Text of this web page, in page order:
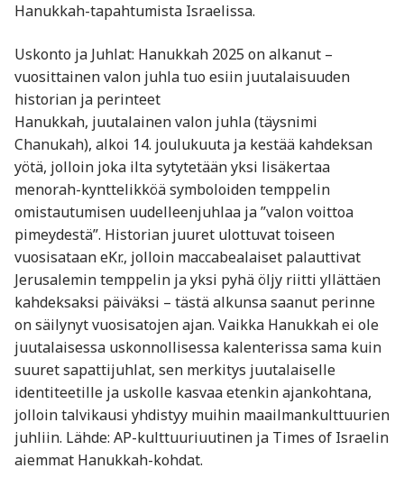
Hanukkah-tapahtumista Israelissa.
Uskonto ja Juhlat: Hanukkah 2025 on alkanut –
vuosittainen valon juhla tuo esiin juutalaisuuden
historian ja perinteet
Hanukkah, juutalainen valon juhla (täysnimi
Chanukah), alkoi 14. joulukuuta ja kestää kahdeksan
yötä, jolloin joka ilta sytytetään yksi lisäkertaa
menorah-kynttelikköä symboloiden temppelin
omistautumisen uudelleenjuhlaa ja ”valon voittoa
pimeydestä”. Historian juuret ulottuvat toiseen
vuosisataan eKr., jolloin maccabealaiset palauttivat
Jerusalemin temppelin ja yksi pyhä öljy riitti yllättäen
kahdeksaksi päiväksi – tästä alkunsa saanut perinne
on säilynyt vuosisatojen ajan. Vaikka Hanukkah ei ole
juutalaisessa uskonnollisessa kalenterissa sama kuin
suuret sapattijuhlat, sen merkitys juutalaiselle
identiteetille ja uskolle kasvaa etenkin ajankohtana,
jolloin talvikausi yhdistyy muihin maailmankulttuurien
juhliin. Lähde: AP-kulttuuriuutinen ja Times of Israelin
aiemmat Hanukkah-kohdat.